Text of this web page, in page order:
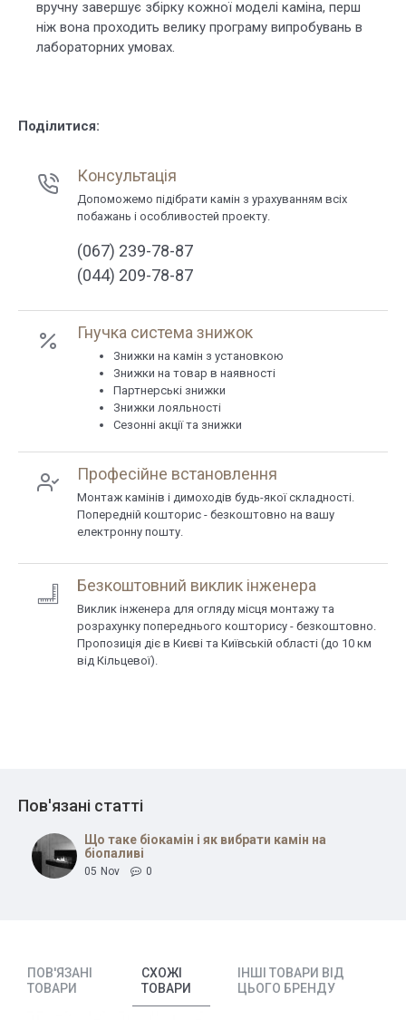
вручну завершує збірку кожної моделі каміна, перш
ніж вона проходить велику програму випробувань в
лабораторних умовах.
Поділитися:
Консультація
Допоможемо підібрати камін з урахуванням всіх
побажань і особливостей проекту.
(067) 239-78-87
(044) 209-78-87
Гнучка система знижок
Знижки на камін з установкою
Знижки на товар в наявності
Партнерські знижки
Знижки лояльності
Сезонні акції та знижки
Професійне встановлення
Монтаж камінів і димоходів будь-якої складності.
Попередній кошторис - безкоштовно на вашу
електронну пошту.
Безкоштовний виклик інженера
Виклик інженера для огляду місця монтажу та
розрахунку попереднього кошторису - безкоштовно.
Пропозиція діє в Києві та Київській області (до 10 км
від Кільцевої).
Пов'язані статті
Що таке біокамін і як вибрати камін на
біопаливі
05 Nov 0
ПОВ'ЯЗАНІ
ТОВАРИ
СХОЖІ
ТОВАРИ
ІНШІ ТОВАРИ ВІД
ЦЬОГО БРЕНДУ